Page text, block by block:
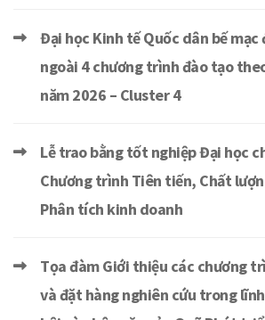
Đại học Kinh tế Quốc dân bế
ngoài 4 chương trình đào tạo
năm 2026 – Cluster 4
Lễ trao bằng tốt nghiệp Đại học
Chương trình Tiên tiến, Chất
Phân tích kinh doanh
Tọa đàm Giới thiệu các chương
và đặt hàng nghiên cứu trong